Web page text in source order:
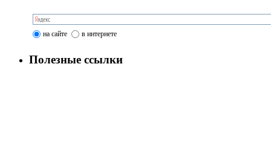
на сайте в интернете
Полезные ссылки